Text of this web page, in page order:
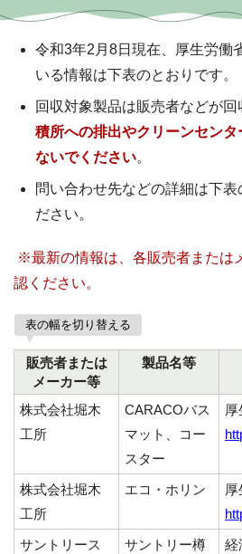
令和3年2月8日現在、厚生労働
いる情報は下表のとおりです。
回収対象製品は販売者などが回
積所への排出やクリーンセン
ないでください。
問い合わせ先などの詳細は下表
ださい。
※最新の情報は、各販売者または
認ください。
表の幅を切り替える
販売者または
メーカー等
製品名等
株式会社堀木
工所
CARACOバス
マット、コー
スター
厚
株式会社堀木
工所
エコ・ホリン
厚
サントリース
サントリー樽
経